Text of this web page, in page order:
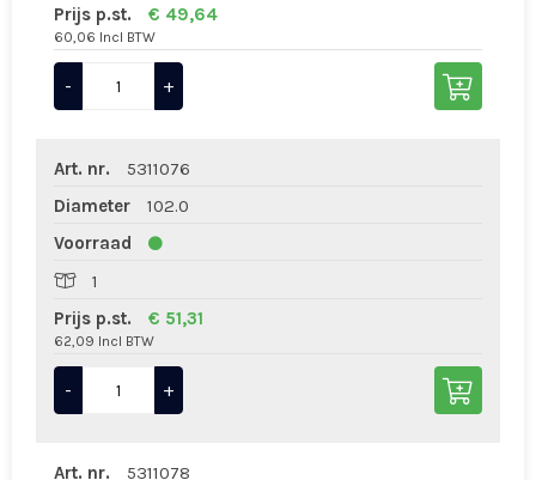
Prijs p.st.
€ 49,64
60,06 Incl BTW
- +
Art. nr.
5311076
Diameter
102.0
Voorraad
1
Prijs p.st.
€ 51,31
62,09 Incl BTW
- +
Art. nr. 5311078